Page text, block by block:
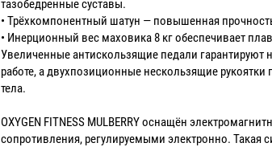
тазобедренные суставы.
• Трёхкомпонентный шатун — повышенная
• Инерционный вес маховика 8 кг обеспечивает
Увеличенные антискользящие педали
работе, а двухпозиционные нескользящие
тела.
OXYGEN FITNESS MULBERRY оснащён
сопротивления, регулируемыми электронно. Такая